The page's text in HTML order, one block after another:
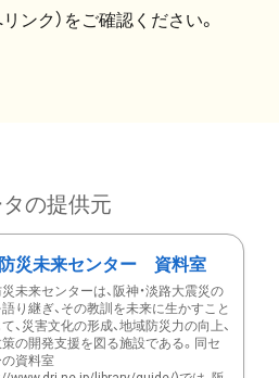
ンク）をご確認ください。
の提供元
災未来センター 資料室
未来センターは、阪神・淡路大震災の
り継ぎ、その教訓を未来に生かすこと
、災害文化の形成、地域防災力の向上、
策の開発支援を図る施設である。同セ
資料室